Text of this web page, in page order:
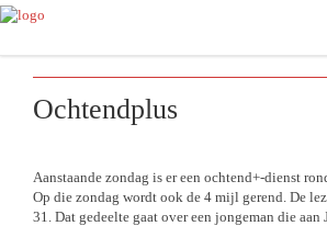
Ochtendplus
Aanstaande zondag is er een ochtend+-dienst
Op die zondag wordt ook de 4 mijl gerend. De
31. Dat gedeelte gaat over een jongeman die aan